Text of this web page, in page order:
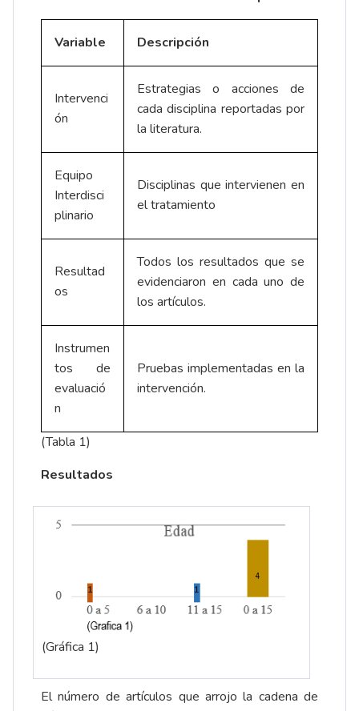
Variable Descripción
Intervenci
ón
Estrategias o acciones de
cada disciplina reportadas por
la literatura.
Equipo
Interdisci
plinario
Disciplinas que intervienen en
el tratamiento
Resultad
os
Todos los resultados que se
evidenciaron en cada uno de
los artículos.
Instrumen
tos de
evaluació
n
Pruebas implementadas en la
intervención.
(Tabla 1)
Resultados
(Gráfica 1)
El número de artículos que arrojo la cadena de